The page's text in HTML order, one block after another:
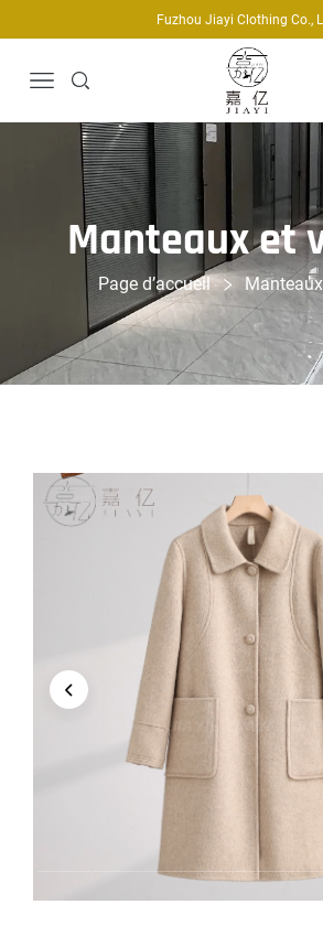
Fuzhou Jiayi Clothing Co.,
Manteaux et
Page d’accueil